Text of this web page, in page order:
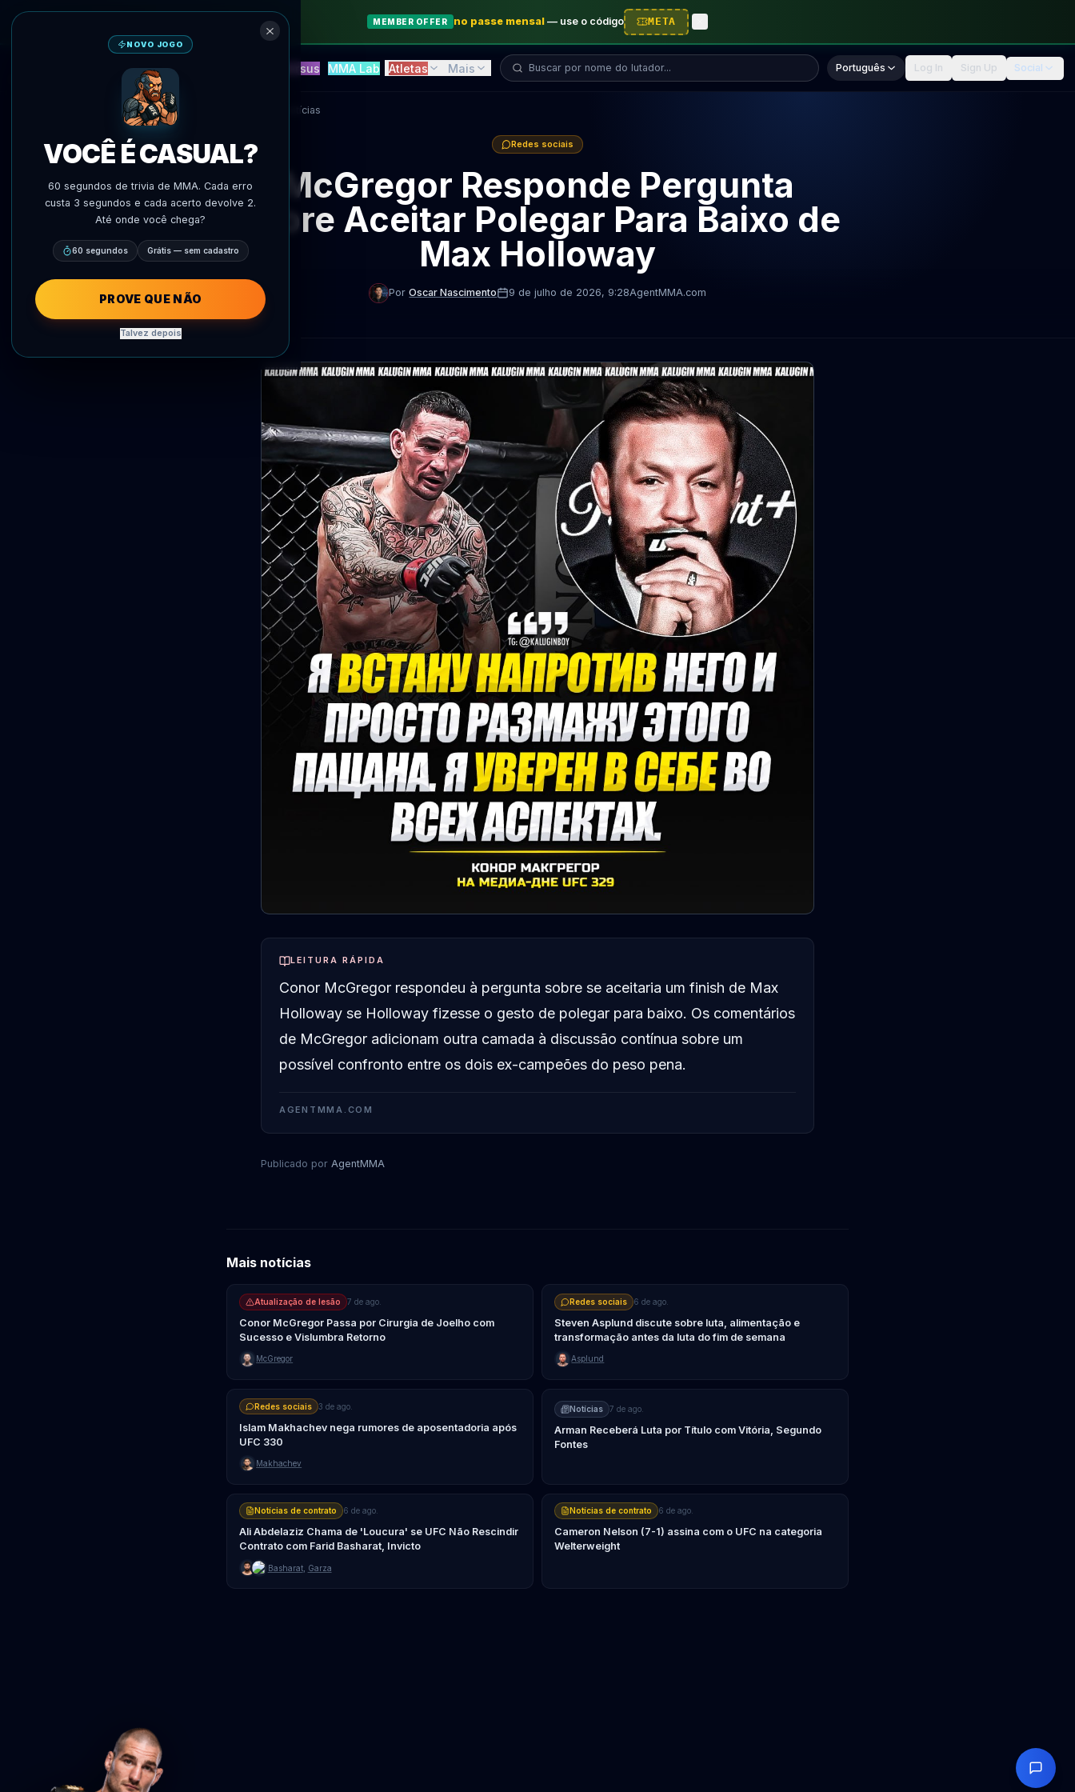
MEMBER OFFER no passe mensal— use o código META
Previsoes IA Blitz Eventos Versus MMA Lab Atletas Mais Buscar lutador... Português Log In Sign Up Social
Voltar às notícias
Redes sociais
McGregor Responde Pergunta
Sobre Aceitar Polegar Para Baixo de
Max Holloway
Por Oscar Nascimento 9 de julho de 2026, 9:28AgentMMA.com
LEITURA RÁPIDA
Conor McGregor respondeu à pergunta sobre se aceitaria um finish de Max
Holloway se Holloway fizesse o gesto de polegar para baixo. Os comentários
de McGregor adicionam outra camada à discussão contínua sobre um
possível confronto entre os dois ex-campeões do peso pena.
AGENTMMA.COM
Publicado por AgentMMA
Mais notícias
Atualização de lesão 7 de ago.
Conor McGregor Passa por Cirurgia de Joelho com
Sucesso e Vislumbra Retorno
McGregor
Redes sociais 6 de ago.
Steven Asplund discute sobre luta, alimentação e
transformação antes da luta do fim de semana
Asplund
Redes sociais 3 de ago.
Islam Makhachev nega rumores de aposentadoria após
UFC 330
Makhachev
Notícias 7 de ago.
Arman Receberá Luta por Título com Vitória, Segundo
Fontes
Notícias de contrato 6 de ago.
Ali Abdelaziz Chama de 'Loucura' se UFC Não Rescindir
Contrato com Farid Basharat, Invicto
Basharat, Garza
Notícias de contrato 6 de ago.
Cameron Nelson (7-1) assina com o UFC na categoria
Welterweight
NOVO JOGO
VOCÊ É CASUAL?
60 segundos de trivia de MMA. Cada erro
custa 3 segundos e cada acerto devolve 2.
Até onde você chega?
60 segundos Grátis — sem cadastro
PROVE QUE NÃO
Talvez depois